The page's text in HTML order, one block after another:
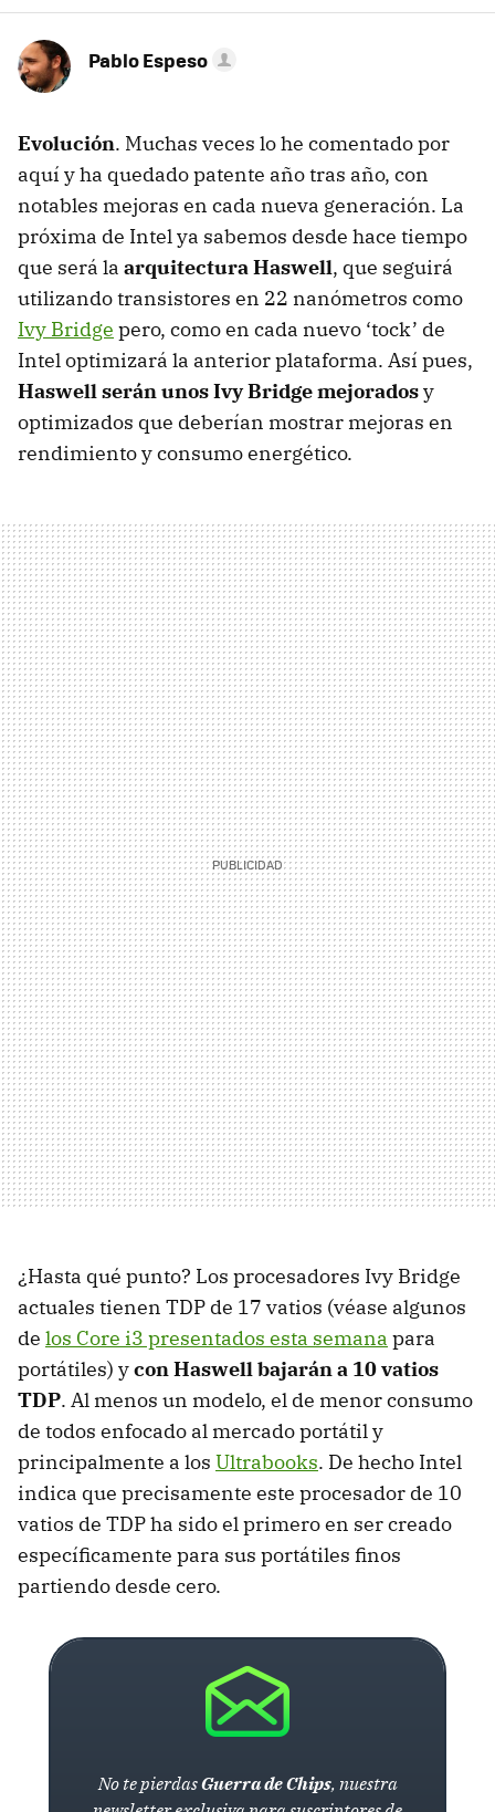
Pablo Espeso
Evolución. Muchas veces lo he comentado por
aquí y ha quedado patente año tras año, con
notables mejoras en cada nueva generación. La
próxima de Intel ya sabemos desde hace tiempo
que será la arquitectura Haswell, que seguirá
utilizando transistores en 22 nanómetros como
Ivy Bridge pero, como en cada nuevo ‘tock’ de
Intel optimizará la anterior plataforma. Así pues,
Haswell serán unos Ivy Bridge mejoradosy
optimizados que deberían mostrar mejoras en
rendimiento y consumo energético.
¿Hasta qué punto? Los procesadores Ivy Bridge
actuales tienen TDP de 17 vatios (véase algunos
de los Core i3 presentados esta semana para
portátiles) ycon Haswell bajarán a 10 vatios
TDP. Al menos un modelo, el de menor consumo
de todos enfocado al mercado portátil y
principalmente a los Ultrabooks. De hecho Intel
indica que precisamente este procesador de 10
vatios de TDPha sido el primero en ser creado
específicamente para sus portátiles finos
partiendo desde cero.
No te pierdasGuerra de Chips, nuestra